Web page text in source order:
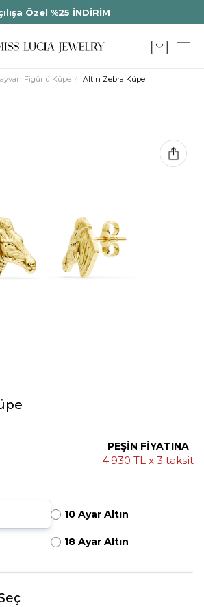
Özel %25 İNDİRİM
Figürlü Küpe Altın Zebra Küpe
PEŞİN FİYATINA
4.930 TL x 3 taksit
10 Ayar Altın
18 Ayar Altın